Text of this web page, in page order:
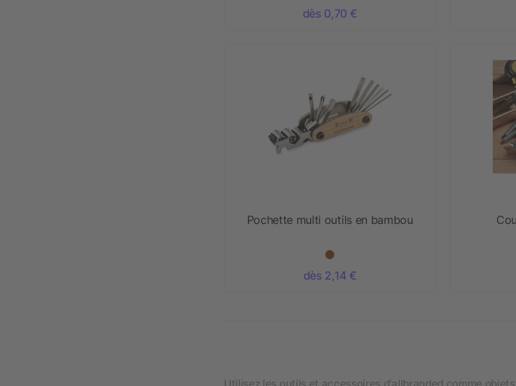
dès 0,70 €
Pochette multi outils en bambou
dès 2,14 €